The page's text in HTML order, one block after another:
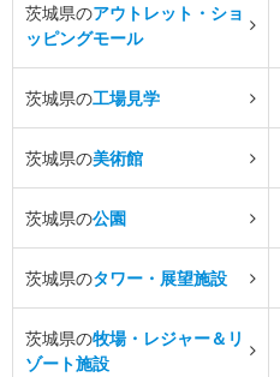
茨城県のアウトレット・ショ
ッピングモール
茨城県の工場見学
茨城県の美術館
茨城県の公園
茨城県のタワー・展望施設
茨城県の牧場・レジャー＆リ
ゾート施設